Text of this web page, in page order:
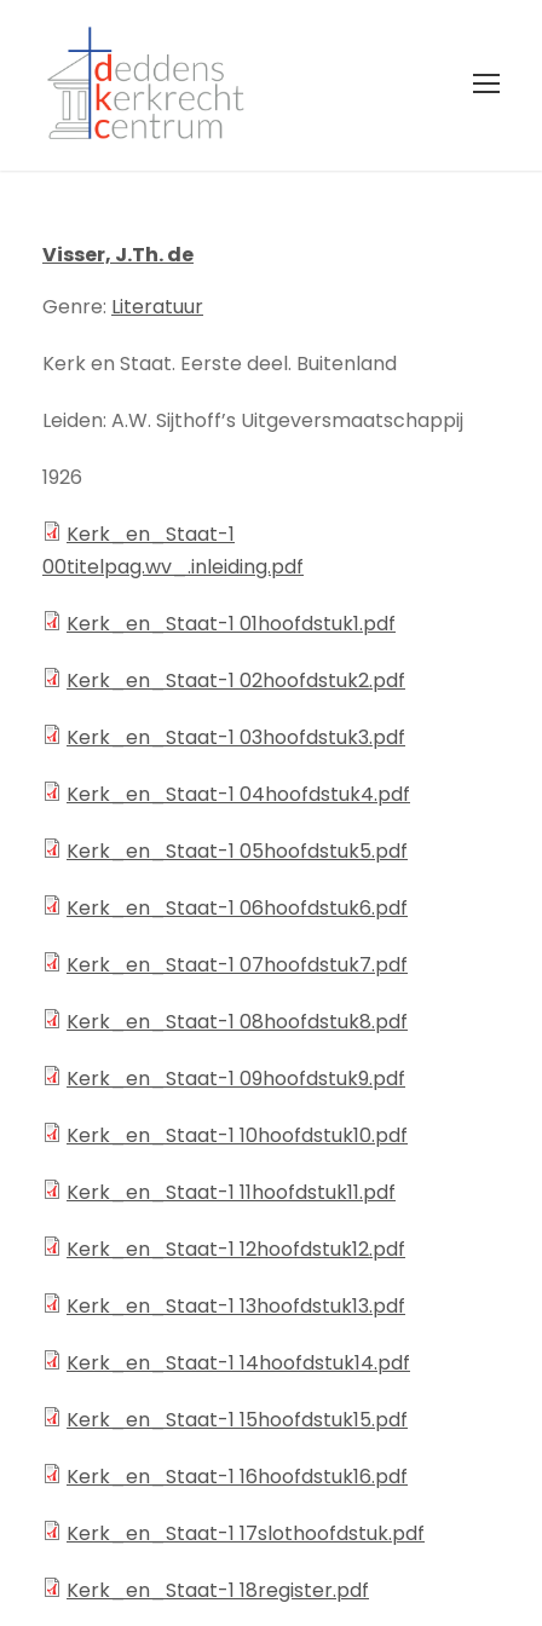
Visser, J.Th. de
Genre: Literatuur
Kerk en Staat. Eerste deel. Buitenland
Leiden: A.W. Sijthoff’s Uitgeversmaatschappij
1926
Kerk_en_Staat-1
00titelpag.wv_.inleiding.pdf
Kerk_en_Staat-1 01hoofdstuk1.pdf
Kerk_en_Staat-1 02hoofdstuk2.pdf
Kerk_en_Staat-1 03hoofdstuk3.pdf
Kerk_en_Staat-1 04hoofdstuk4.pdf
Kerk_en_Staat-1 05hoofdstuk5.pdf
Kerk_en_Staat-1 06hoofdstuk6.pdf
Kerk_en_Staat-1 07hoofdstuk7.pdf
Kerk_en_Staat-1 08hoofdstuk8.pdf
Kerk_en_Staat-1 09hoofdstuk9.pdf
Kerk_en_Staat-1 10hoofdstuk10.pdf
Kerk_en_Staat-1 11hoofdstuk11.pdf
Kerk_en_Staat-1 12hoofdstuk12.pdf
Kerk_en_Staat-1 13hoofdstuk13.pdf
Kerk_en_Staat-1 14hoofdstuk14.pdf
Kerk_en_Staat-1 15hoofdstuk15.pdf
Kerk_en_Staat-1 16hoofdstuk16.pdf
Kerk_en_Staat-1 17slothoofdstuk.pdf
Kerk_en_Staat-1 18register.pdf